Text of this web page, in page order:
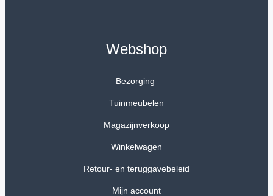
Webshop
Bezorging
Tuinmeubelen
Magazijnverkoop
Winkelwagen
Retour- en teruggavebeleid
Mijn account